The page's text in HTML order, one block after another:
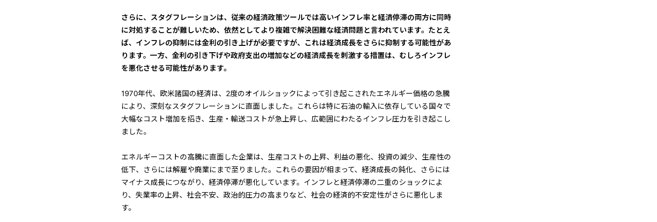
さらに、スタグフレーションは、従来の経済政策ツールでは高いインフレ率と経済停滞の両方に同時
に対処することが難しいため、依然としてより複雑で解決困難な経済問題と言われています。たとえ
ば、インフレの抑制には金利の引き上げが必要ですが、これは経済成長をさらに抑制する可能性があ
ります。一方、金利の引き下げや政府支出の増加などの経済成長を刺激する措置は、むしろインフレ
を悪化させる可能性があります。
1970年代、欧米諸国の経済は、2度のオイルショックによって引き起こされたエネルギー価格の急騰
により、深刻なスタグフレーションに直面しました。これらは特に石油の輸入に依存している国々で
大幅なコスト増加を招き、生産・輸送コストが急上昇し、広範囲にわたるインフレ圧力を引き起こし
ました。
エネルギーコストの高騰に直面した企業は、生産コストの上昇、利益の悪化、投資の減少、生産性の
低下、さらには解雇や廃業にまで至りました。これらの要因が相まって、経済成長の鈍化、さらには
マイナス成長につながり、経済停滞が悪化しています。インフレと経済停滞の二重のショックによ
り、失業率の上昇、社会不安、政治的圧力の高まりなど、社会の経済的不安定性がさらに悪化しま
す。